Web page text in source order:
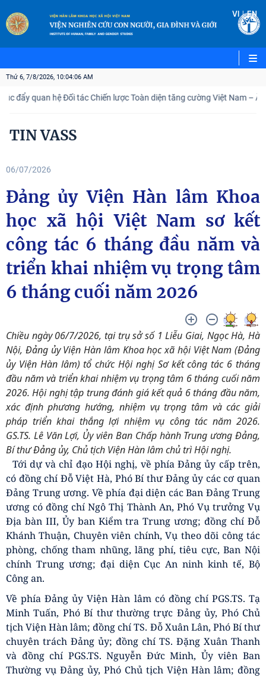
VI |EN
Thứ 6, 7/8/2026, 10:04:08 AM
Đối tác Chiến lược Toàn diện tăng cường Việt Nam – Ấn Độ
TIN VASS
06/07/2026
Đảng ủy Viện Hàn lâm Khoa
học xã hội Việt Nam sơ kết
công tác 6 tháng đầu năm và
triển khai nhiệm vụ trọng tâm
6 tháng cuối năm 2026
Chiều ngày 06/7/2026, tại trụ sở số 1 Liễu Giai, Ngọc Hà, Hà
Nội, Đảng ủy Viện Hàn lâm Khoa học xã hội Việt Nam (Đảng
ủy Viện Hàn lâm) tổ chức Hội nghị Sơ kết công tác 6 tháng
đầu năm và triển khai nhiệm vụ trọng tâm 6 tháng cuối năm
2026. Hội nghị tập trung đánh giá kết quả 6 tháng đầu năm,
xác định phương hướng, nhiệm vụ trọng tâm và các giải
pháp triển khai thắng lợi nhiệm vụ công tác năm 2026.
GS.TS. Lê Văn Lợi, Ủy viên Ban Chấp hành Trung ương Đảng,
Bí thư Đảng ủy, Chủ tịch Viện Hàn lâm chủ trì Hội nghị.
Tới dự và chỉ đạo Hội nghị, về phía Đảng ủy cấp trên,
có đồng chí Đỗ Việt Hà, Phó Bí thư Đảng ủy các cơ quan
Đảng Trung ương. Về phía đại diện các Ban Đảng Trung
ương có đồng chí Ngô Thị Thành An, Phó Vụ trưởng Vụ
Địa bàn III, Ủy ban Kiểm tra Trung ương; đồng chí Đỗ
Khánh Thuận, Chuyên viên chính, Vụ theo dõi công tác
phòng, chống tham nhũng, lãng phí, tiêu cực, Ban Nội
chính Trung ương; đại diện Cục An ninh kinh tế, Bộ
Công an.
Về phía Đảng ủy Viện Hàn lâm có đồng chí PGS.TS. Tạ
Minh Tuấn, Phó Bí thư thường trực Đảng ủy, Phó Chủ
tịch Viện Hàn lâm; đồng chí TS. Đỗ Xuân Lân, Phó Bí thư
chuyên trách Đảng ủy; đồng chí TS. Đặng Xuân Thanh
và đồng chí PGS.TS. Nguyễn Đức Minh, Ủy viên Ban
Thường vụ Đảng ủy, Phó Chủ tịch Viện Hàn lâm; đồng